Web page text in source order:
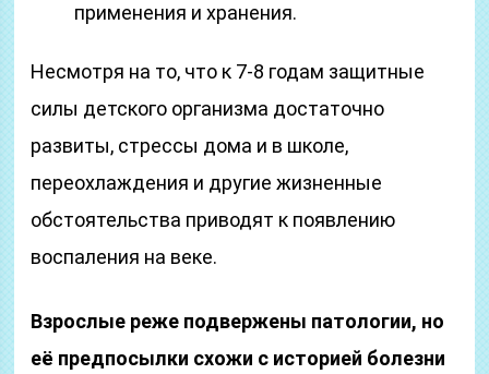
применения и хранения.
Несмотря на то, что к 7-8 годам защитные
силы детского организма достаточно
развиты, стрессы дома и в школе,
переохлаждения и другие жизненные
обстоятельства приводят к появлению
воспаления на веке.
Взрослые реже подвержены патологии, но
её предпосылки схожи с историей болезни